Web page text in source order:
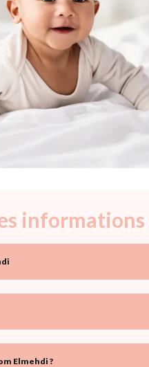
Elmehdi ?